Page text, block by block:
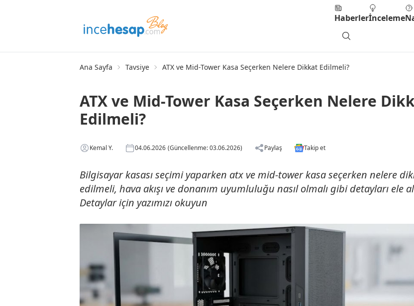
Haberlerİnceleme
Ana Sayfa Tavsiye ATX ve Mid-Tower Kasa Seçerken Nelere Dikkat Edilmeli?
ATX ve Mid-Tower Kasa Seçerken Nelere
Edilmeli?
Kemal Y. 04.06.2026 (Güncellenme: 03.06.2026) Paylaş Takip et
Bilgisayar kasası seçimi yaparken atx ve mid-tower kasa seçerken nelere
edilmeli, hava akışı ve donanım uyumluluğu nasıl olmalı gibi detayları ele
Detaylar için yazımızı okuyun